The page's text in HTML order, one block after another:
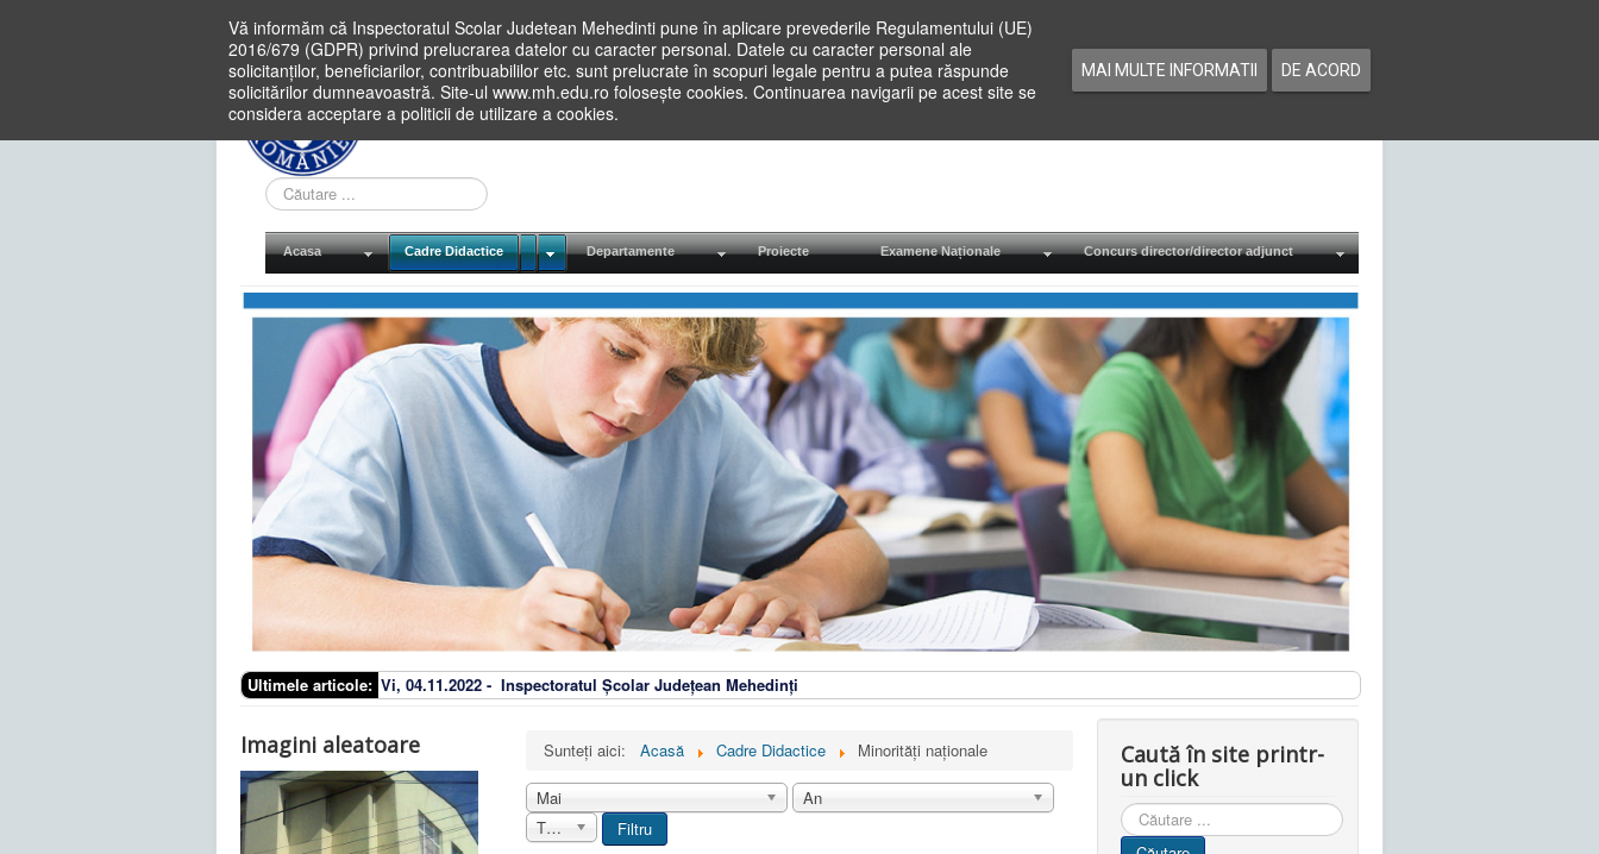
Vă informăm că Inspectoratul Scolar Judetean Mehedinti pune în aplicare prevederile Regulamentului (UE)
2016/679 (GDPR) privind prelucrarea datelor cu caracter personal. Datele cu caracter personal ale
solicitanților, beneficiarilor, contribuabililor etc. sunt prelucrate în scopuri legale pentru a putea răspunde
solicitărilor dumneavoastră. Site-ul www.mh.edu.ro folosește cookies. Continuarea navigarii pe acest site se
considera acceptare a politicii de utilizare a cookies.
MAI MULTE INFORMATII DE ACORD
Cauta
in
site
Acasa Cadre Didactice Departamente Proiecte Examene Naționale Concurs director/director adjunct
Ultimele articole: Vi, 04.11.2022 - Inspectoratul Școlar Județean Mehedinți
Imagini aleatoare Sunteți aici: Acasă Cadre Didactice Minorități naționale
Mai
An
Toate
Filtru
Caută în site printr-
un click
Cauta
in